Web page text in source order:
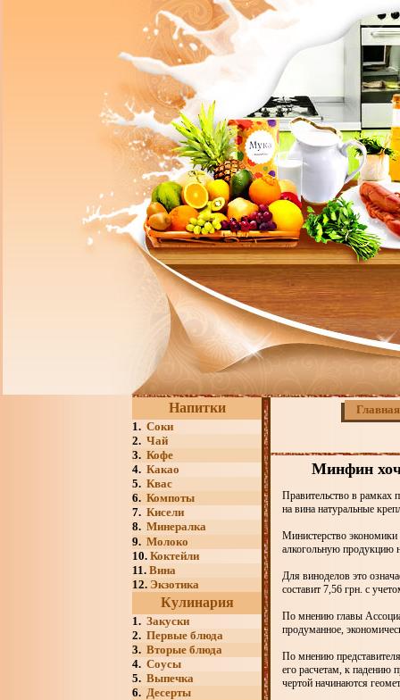
Напитки
1. Соки
2. Чай
3. Кофе
4. Какао
5. Квас
6. Компоты
7. Кисели
8. Минералка
9. Молоко
10. Коктейли
11. Вина
12. Экзотика
Кулинария
1. Закуски
2. Первые блюда
3. Вторые блюда
4. Соусы
5. Выпечка
6. Десерты
Главная
Минфин
Правительство в рамках
на вина натуральные
Министерство
алкогольную продукцию
Для виноделов это
составит 7,56 грн. с
По мнению главы
продуманное,
По мнению
его расчетам, к падению
чертой начинаются